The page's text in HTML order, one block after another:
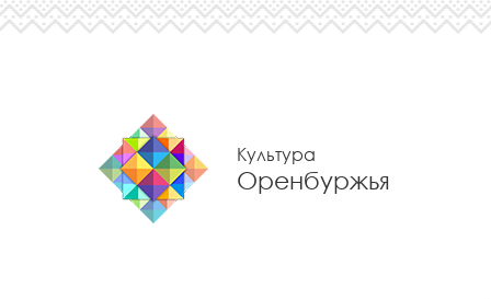
Культура
Оренбуржья